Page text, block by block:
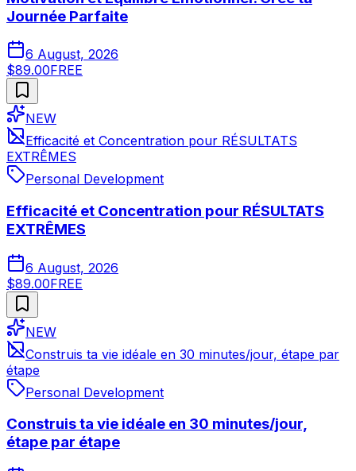
Journée Parfaite
6 August, 2026
$89.00FREE
NEW
Efficacité et Concentration pour RÉSULTATS
EXTRÊMES
Personal Development
Efficacité et Concentration pour RÉSULTATS
EXTRÊMES
6 August, 2026
$89.00FREE
NEW
Construis ta vie idéale en 30 minutes/jour, étape par
étape
Personal Development
Construis ta vie idéale en 30 minutes/jour,
étape par étape